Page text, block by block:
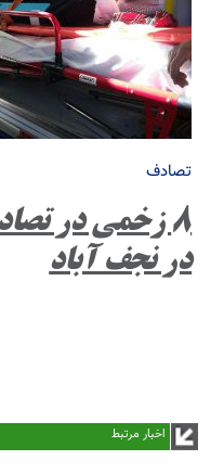
تصادف
۸ زخمی در
در نجف آباد
اخبار مرتبط